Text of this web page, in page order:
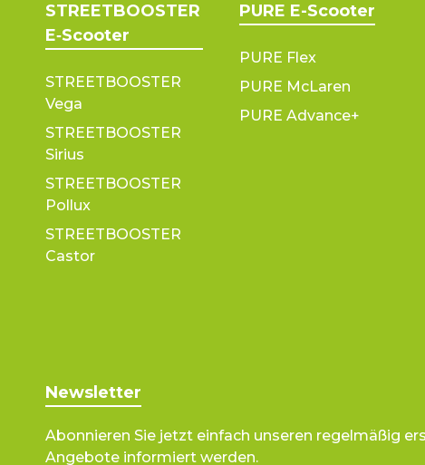
STREETBOOSTER
E‑Scooter
STREETBOOSTER
Vega
STREETBOOSTER
Sirius
STREETBOOSTER
Pollux
STREETBOOSTER
Castor
PURE E-Scooter
PURE Flex
PURE McLaren
PURE Advance+
Newsletter
Abonnieren Sie jetzt einfach unseren regelmäßig
Angebote informiert werden.